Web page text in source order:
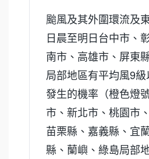
颱風及其外圍環流及
日晨至明日台中市、
南市、高雄市、屏東
局部地區有平均風9
發生的機率（橙色燈
市、新北市、桃園市
苗栗縣、嘉義縣、宜
縣、蘭嶼、綠島局部